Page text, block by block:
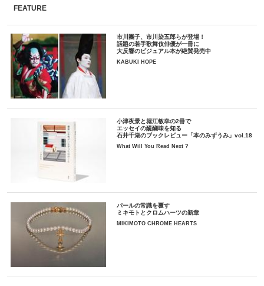
FEATURE
市川團子、市川染五郎らが登場！
話題の若手歌舞伎俳優が一冊に
大反響のビジュアル本が絶賛発売中
KABUKI HOPE
小津夜景と堀江敏幸の2冊で
エッセイの醍醐味を知る
石井千湖のブックレビュー「本のみずうみ」vol.18
What Will You Read Next ?
パールの常識を覆す
ミキモトとクロムハーツの新章
MIKIMOTO CHROME HEARTS